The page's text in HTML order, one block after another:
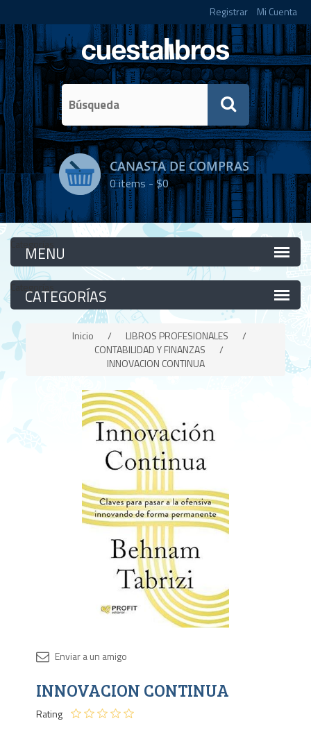
Registrar Mi Cuenta
CANASTA DE COMPRAS
0items -$0
Categorías
Categorías
Inicio / LIBROS PROFESIONALES
/
CONTABILIDAD Y FINANZAS
/
INNOVACION CONTINUA
INNOVACION CONTINUA
Rating